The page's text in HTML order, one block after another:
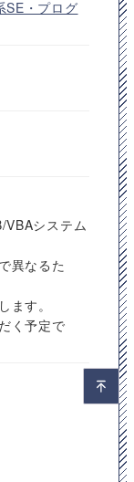
SE・プログ
VBAシステム
異なるた
ます。
く予定で